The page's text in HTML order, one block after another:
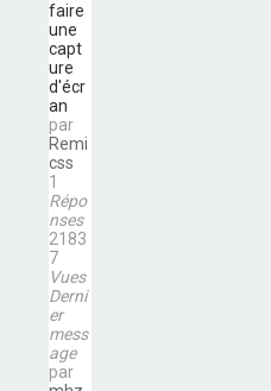
faire
une
capt
ure
d'écr
an
par
Remi
css
1
Répo
nses
2183
7
Vues
Derni
er
mess
age
par